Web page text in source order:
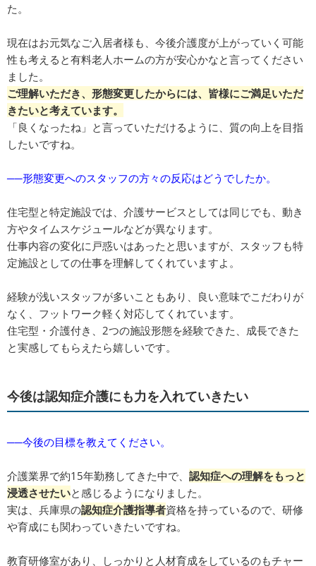
た。
現在はお元気なご入居者様も、今後介護度が上がっていく可能
性も考えると有料老人ホームの方が安心かなと言ってください
ました。
ご理解いただき、形態変更したからには、皆様にご満足いただ
きたいと考えています。
「良くなったね」と言っていただけるように、質の向上を目指
したいですね。
──形態変更へのスタッフの方々の反応はどうでしたか。
住宅型と特定施設では、介護サービスとしては同じでも、動き
方やタイムスケジュールなどが異なります。
仕事内容の変化に戸惑いはあったと思いますが、スタッフも特
定施設としての仕事を理解してくれていますよ。
経験が浅いスタッフが多いこともあり、良い意味でこだわりが
なく、フットワーク軽く対応してくれています。
住宅型・介護付き、2つの施設形態を経験できた、成長できた
と実感してもらえたら嬉しいです。
今後は認知症介護にも力を入れていきたい
──今後の目標を教えてください。
介護業界で約15年勤務してきた中で、 認知症への理解をもっと
浸透させたいと感じるようになりました。
実は、兵庫県の認知症介護指導者資格を持っているので、研修
や育成にも関わっていきたいですね。
教育研修室があり、しっかりと人材育成をしているのもチャー